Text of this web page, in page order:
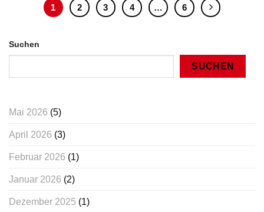
1 2 3 4 … 6
Suchen
SUCHEN
Mai 2026 (5)
April 2026 (3)
Februar 2026 (1)
Januar 2026 (2)
Dezember 2025 (1)